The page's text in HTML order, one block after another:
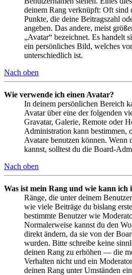
deinem Rang verknüpft: Oft sind
Punkte, die deine Beitragszahl
angeben. Das andere, meist
„Avatar“ bezeichnet. Es handelt
ein persönliches Bild, welches
unterschiedlich ist.
Nach oben
Wie verwende ich einen Avatar?
In deinem persönlichen Bereich
Avatar über eine der folgenden
Gravatar, Galerie, Remote oder
Administration kann bestimmen,
Avatare benutzen können. Wenn
kannst, solltest du die Board-
Nach oben
Was ist mein Rang und wie kann ich
Ränge, die unter deinem
wie viele Beiträge du bislang
bestimmte Benutzer wie
Normalerweise kannst du den
direkt ändern, da sie von der
wurden. Bitte schreibe keine
deinen Rang zu erhöhen — die
Verhalten nicht und ein
deinen Rang unter Umständen